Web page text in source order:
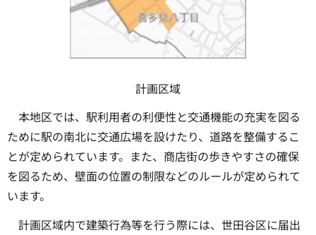
計画区域
本地区では、駅利用者の利便性と交通機能の充実を図る
ために駅の南北に交通広場を設けたり、道路を整備するこ
とが定められています。また、商店街の歩きやすさの確保
を図るため、壁面の位置の制限などのルールが定められて
います。
計画区域内で建築行為等を行う際には、世田谷区に届出